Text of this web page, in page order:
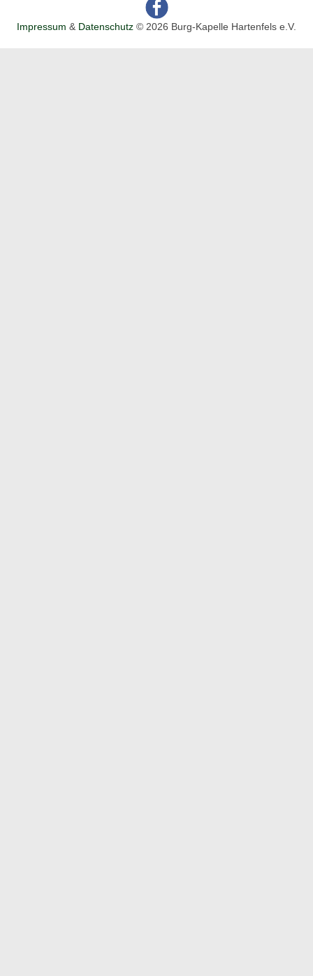
Impressum & Datenschutz © 2026 Burg-Kapelle Hartenfels e.V.